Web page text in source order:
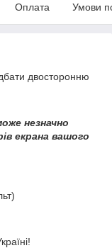
Оплата Умови
двосторонню
незначно
екрана вашого